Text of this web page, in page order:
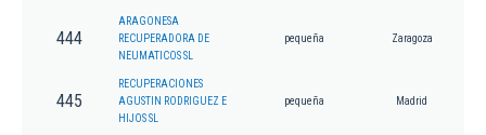
444
ARAGONESA
RECUPERADORA DE
NEUMATICOS SL
pequeña Zaragoza
445
RECUPERACIONES
AGUSTIN RODRIGUEZ E
HIJOS SL
pequeña Madrid